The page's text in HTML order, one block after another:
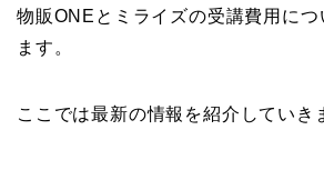
物販ONEとミライズの受講費用につ
ます。
ここでは最新の情報を紹介していき